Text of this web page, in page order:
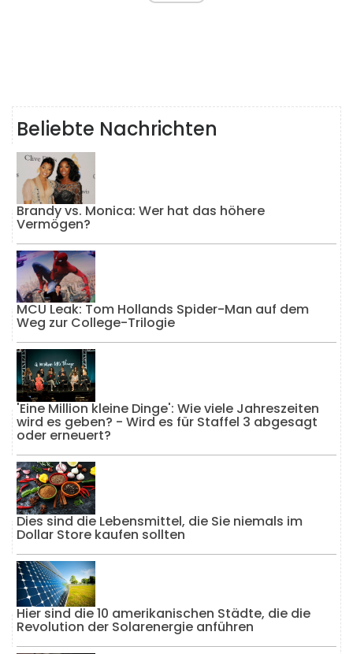
Beliebte Nachrichten
Brandy vs. Monica: Wer hat das höhere
Vermögen?
MCU Leak: Tom Hollands Spider-Man auf dem
Weg zur College-Trilogie
'Eine Million kleine Dinge': Wie viele Jahreszeiten
wird es geben? - Wird es für Staffel 3 abgesagt
oder erneuert?
Dies sind die Lebensmittel, die Sie niemals im
Dollar Store kaufen sollten
Hier sind die 10 amerikanischen Städte, die die
Revolution der Solarenergie anführen